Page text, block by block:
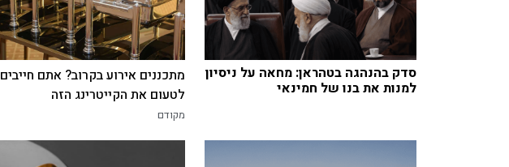
סדק בהנהגה בטהראן: מחאה על ניסיון
למנות את בנו של חמינאי
מתכננים אירוע בקרוב? אתם חייבים
לטעום את הקייטרינג הזה
מקודם